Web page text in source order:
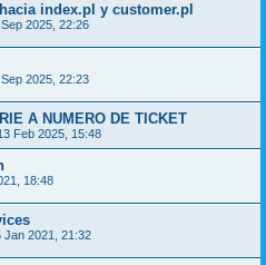
index.pl y customer.pl
Sep 2025, 22:26
Sep 2025, 22:23
A NUMERO DE TICKET
Feb 2025, 15:48
18:48
Jan 2021, 21:32